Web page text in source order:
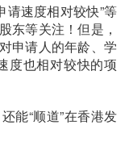
请速度相对较快”等
东等关注！但是，
申请人的年龄、学
度也相对较快的项
能“顺道”在香港发